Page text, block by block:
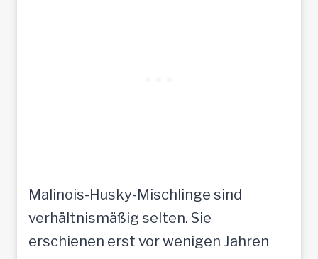
Malinois-Husky-Mischlinge sind
verhältnismäßig selten. Sie
erschienen erst vor wenigen Jahren